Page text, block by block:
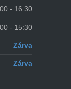
- 16:30
- 15:30
Zárva
Zárva